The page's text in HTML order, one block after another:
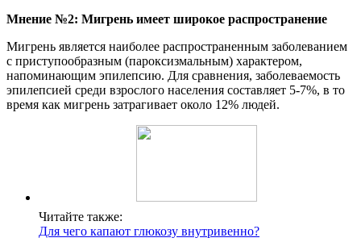
Мнение №2: Мигрень имеет широкое распространение
Мигрень является наиболее распространенным заболеванием
с приступообразным (пароксизмальным) характером,
напоминающим эпилепсию. Для сравнения, заболеваемость
эпилепсией среди взрослого населения составляет 5-7%, в то
время как мигрень затрагивает около 12% людей.
Читайте также:
Для чего капают глюкозу внутривенно?